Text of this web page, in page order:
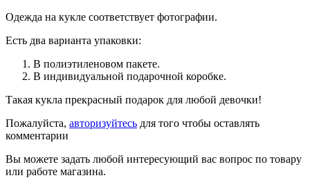
Одежда на кукле соответствует фотографии.
Есть два варианта упаковки:
В полиэтиленовом пакете.
В индивидуальной подарочной коробке.
Такая кукла прекрасный подарок для любой девочки!
Пожалуйста, авторизуйтесь для того чтобы оставлять
комментарии
Вы можете задать любой интересующий вас вопрос по товару
или работе магазина.